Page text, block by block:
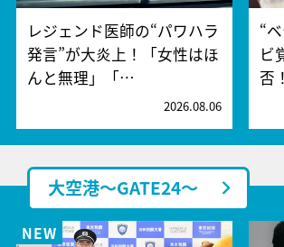
レジェンド医師の“パワハラ
発言”が大炎上！「女性はほ
んと無理」「…
2026.08.06
“
ビ
否
大空港～GATE24～